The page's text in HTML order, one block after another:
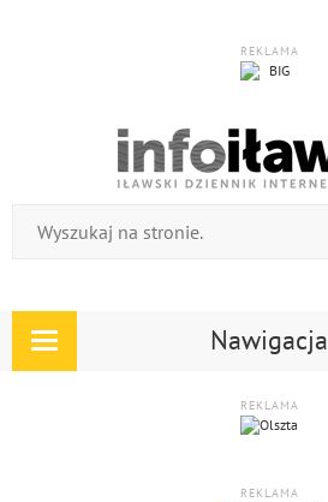
REKLAMA
Nawigacja
Rozwiń
REKLAMA
REKLAMA